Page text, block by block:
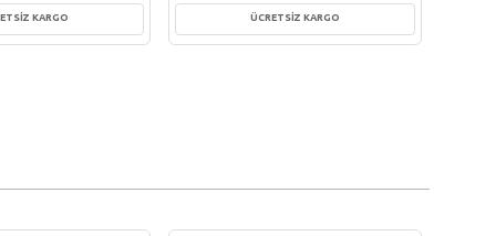
KARGO ÜCRETSİZ KARGO